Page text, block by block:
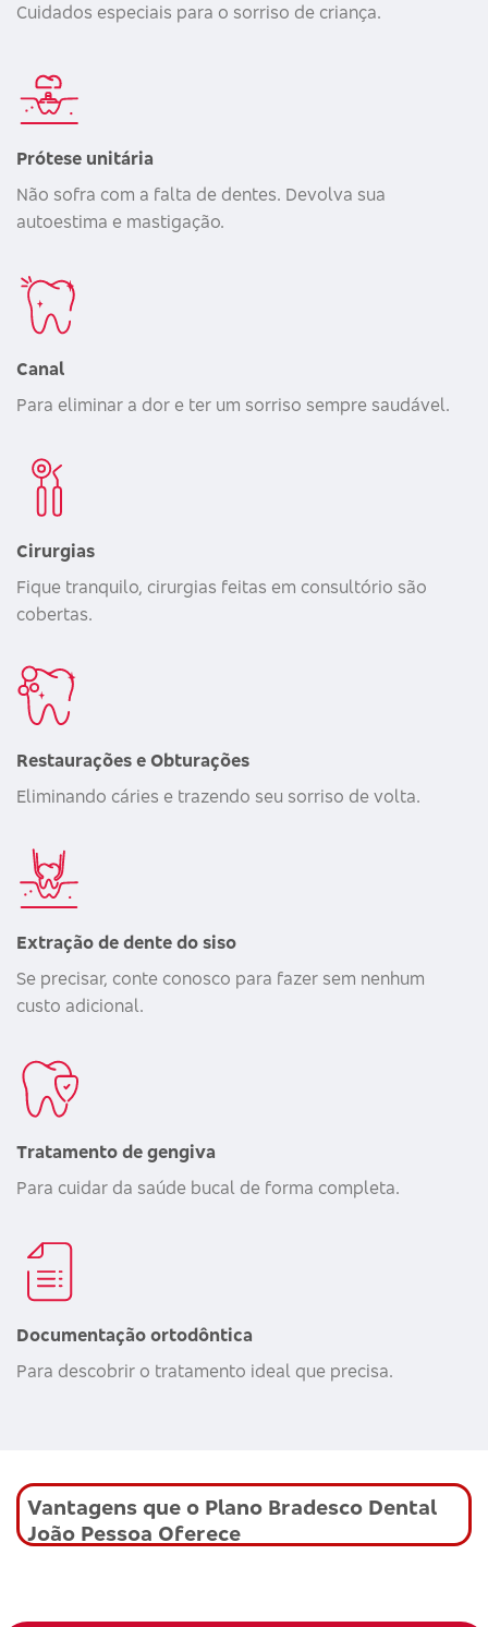
Cuidados especiais para o sorriso de criança.
Prótese unitária
Não sofra com a falta de dentes. Devolva sua
autoestima e mastigação.
Canal
Para eliminar a dor e ter um sorriso sempre saudável.
Cirurgias
Fique tranquilo, cirurgias feitas em consultório são
cobertas.
Restaurações e Obturações
Eliminando cáries e trazendo seu sorriso de volta.
Extração de dente do siso
Se precisar, conte conosco para fazer sem nenhum
custo adicional.
Tratamento de gengiva
Para cuidar da saúde bucal de forma completa.
Documentação ortodôntica
Para descobrir o tratamento ideal que precisa.
Vantagens que o Plano Bradesco Dental
João Pessoa Oferece